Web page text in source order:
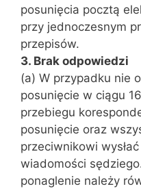
posunięcia pocztą
przy jednoczesnym
przepisów.
3. Brak odpowiedzi
(a) W przypadku nie
posunięcie w ciągu
przebiegu
posunięcie oraz
przeciwnikowi
wiadomości
ponaglenie należy